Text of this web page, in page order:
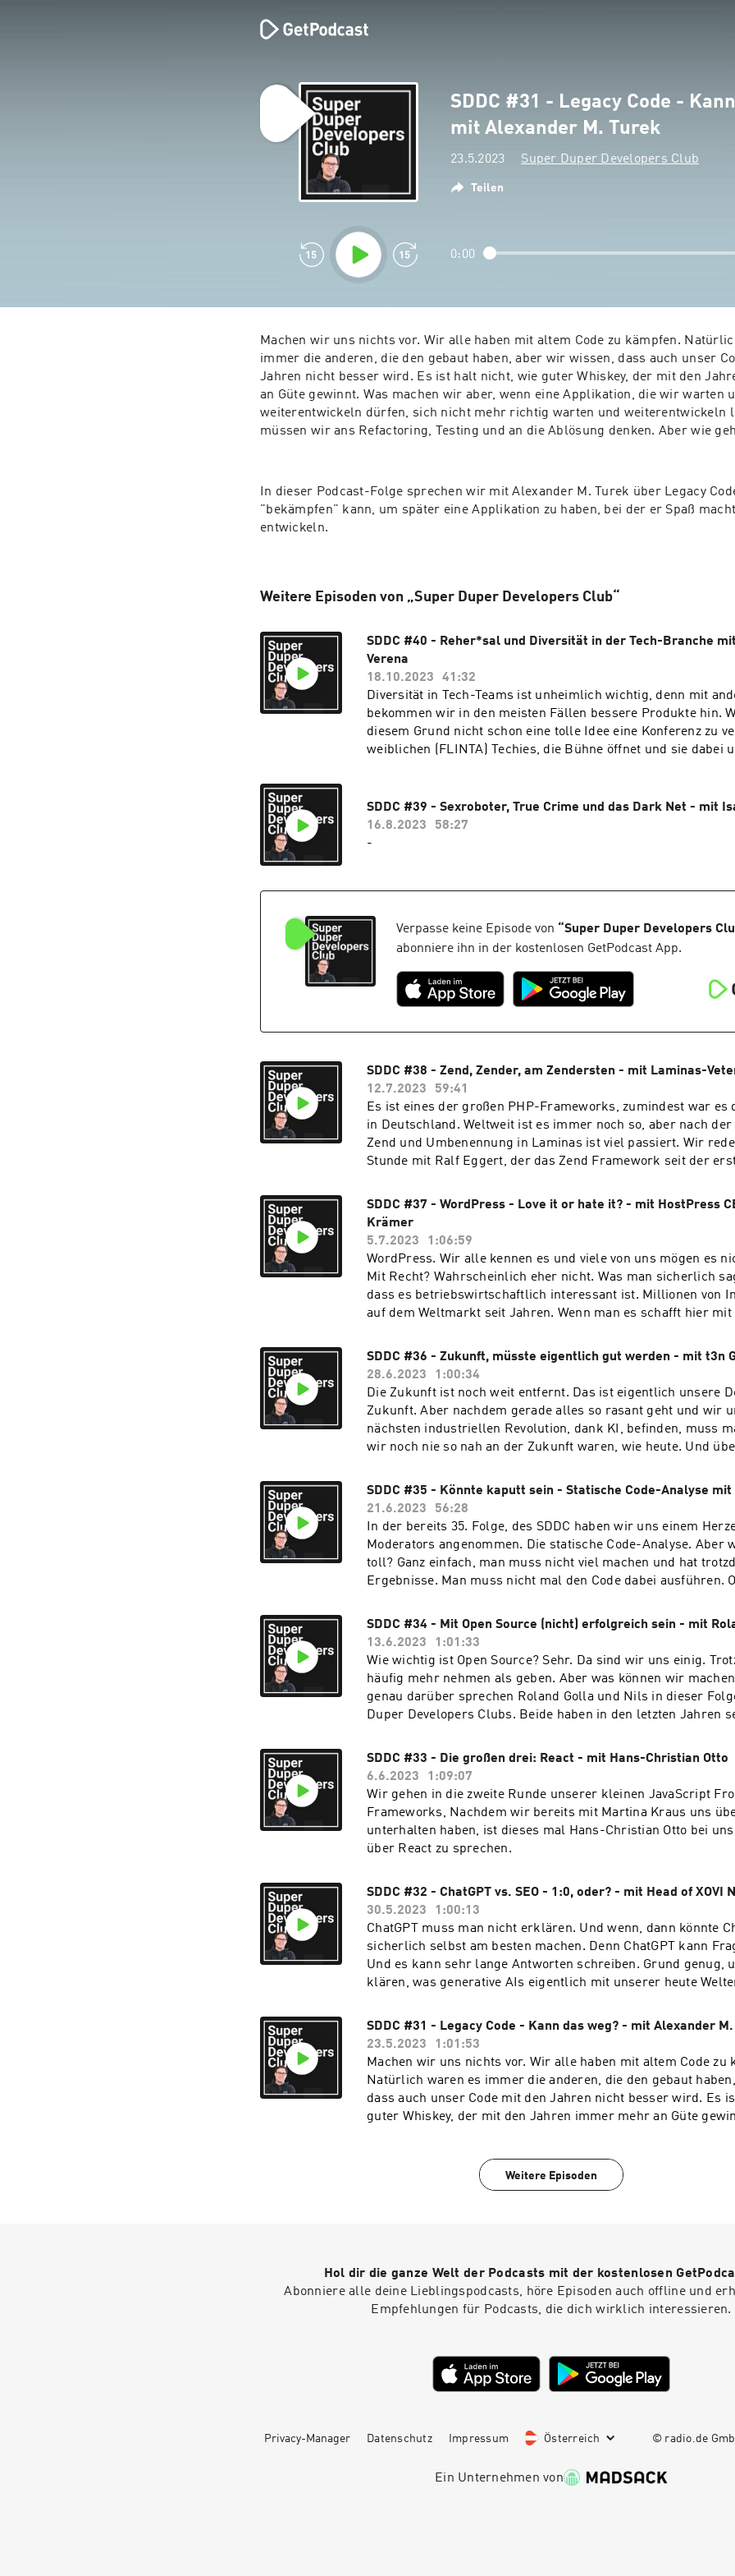
SDDC #31 - Legacy Code -
mit Alexander M. Turek
23.5.2023 Super Duper Developers Club
Teilen
0:00
Machen wir uns nichts vor. Wir alle haben mit altem Code zu kämpfen.
immer die anderen, die den gebaut haben, aber wir wissen, dass auch unser
Jahren nicht besser wird. Es ist halt nicht, wie guter Whiskey, der mit den
an Güte gewinnt. Was machen wir aber, wenn eine Applikation, die wir warten
weiterentwickeln dürfen, sich nicht mehr richtig warten und weiterentwickeln
müssen wir ans Refactoring, Testing und an die Ablösung denken. Aber wie
In dieser Podcast-Folge sprechen wir mit Alexander M. Turek über Legacy
"bekämpfen" kann, um später eine Applikation zu haben, bei der er Spaß
Weitere Episoden von „Super Duper Developers Club“
SDDC #40 - Reher*sal und Diversität in der Tech-Branche
Verena
18.10.2023
41:32
Diversität in Tech-Teams ist unheimlich wichtig, denn mit
bekommen wir in den meisten Fällen bessere Produkte hin.
diesem Grund nicht schon eine tolle Idee eine Konferenz zu
weiblichen (FLINTA) Techies, die Bühne öffnet und sie dabei
von Verena, Steffie Corinna und Sandra ins Leben gerufene
Expertinnen einen geschützten Raum bietet sich auszuprobieren. In
Podcastfolge haben wir das Vergnügen, mit Verena und
SDDC #39 - Sexroboter, True Crime und das Dark Net - mit
16.8.2023
58:27
-
Verpasse keine Episode von “Super Duper Developers
abonniere ihn in der kostenlosen GetPodcast App.
SDDC #38 - Zend, Zender, am Zendersten - mit Laminas-
12.7.2023
59:41
Es ist eines der großen PHP-Frameworks, zumindest war es
in Deutschland. Weltweit ist es immer noch so, aber nach der
Zend und Umbenennung in Laminas ist viel passiert. Wir reden in dieser
Stunde mit Ralf Eggert, der das Zend Framework seit der
SDDC #37 - WordPress - Love it or hate it? - mit HostPress
Krämer
5.7.2023
1:06:59
WordPress. Wir alle kennen es und viele von uns mögen es
Mit Recht? Wahrscheinlich eher nicht. Was man sicherlich
dass es betriebswirtschaftlich interessant ist. Millionen von
auf dem Weltmarkt seit Jahren. Wenn man es schafft hier mit
von HostPress, zusammen und haben uns über das beliebte
SDDC #36 - Zukunft, müsste eigentlich gut werden - mit t3n
28.6.2023
1:00:34
Die Zukunft ist noch weit entfernt. Das ist eigentlich unsere
Zukunft. Aber nachdem gerade alles so rasant geht und wir
nächsten industriellen Revolution, dank KI, befinden, muss
wir noch nie so nah an der Zukunft waren, wie heute. Und über genau das
schauen der Zukunft positiv entgegen. Warum denn auch
eigentlich gut werden.
SDDC #35 - Könnte kaputt sein - Statische Code-Analyse
21.6.2023
56:28
In der bereits 35. Folge, des SDDC haben wir uns einem
Moderators angenommen. Die statische Code-Analyse. Aber
toll? Ganz einfach, man muss nicht viel machen und hat
Ergebnisse. Man muss nicht mal den Code dabei ausführen. Ok, klingt ja
Erfahrungen und Geschichten mit in das Gespräch, die dies
Zum offiziellen Blogpost zu dieser Podcast-Folge - ⁠Die
Befehle⁠
SDDC #34 - Mit Open Source (nicht) erfolgreich sein - mit
13.6.2023
1:01:33
Wie wichtig ist Open Source? Sehr. Da sind wir uns einig.
häufig mehr nehmen als geben. Aber was können wir
genau darüber sprechen Roland Golla und Nils in dieser
Duper Developers Clubs. Beide haben in den letzten Jahren sehr viel für die
schiefgelaufen, was hat funktioniert, was sollte man machen,
sein? Als kurzer Spoiler, ihr könnt viel von Open Source
eigenes Projekt durch die Decke gehen muss.
SDDC #33 - Die großen drei: React - mit Hans-Christian Otto
6.6.2023
1:09:07
Wir gehen in die zweite Runde unserer kleinen JavaScript
Frameworks, Nachdem wir bereits mit Martina Kraus uns
unterhalten haben, ist dieses mal Hans-Christian Otto bei
über React zu sprechen.
SDDC #32 - ChatGPT vs. SEO - 1:0, oder? - mit Head of XOVI
30.5.2023
1:00:13
ChatGPT muss man nicht erklären. Und wenn, dann könnte
sicherlich selbst am besten machen. Denn ChatGPT kann
Und es kann sehr lange Antworten schreiben. Grund genug,
klären, was generative AIs eigentlich mit unserer heute
Folge das Vergnügen uns mit Niko Körner, dem Head of Xovi,
SDDC #31 - Legacy Code - Kann das weg? - mit Alexander
23.5.2023
1:01:53
Machen wir uns nichts vor. Wir alle haben mit altem Code zu
Natürlich waren es immer die anderen, die den gebaut
dass auch unser Code mit den Jahren nicht besser wird. Es
guter Whiskey, der mit den Jahren immer mehr an Güte
wir ans Refactoring, Testing und an die Ablösung denken.
dieser Podcast-Folge sprechen wir mit Alexander M. Turek
Weitere Episoden
Hol dir die ganze Welt der Podcasts mit der kostenlosen
Abonniere alle deine Lieblingspodcasts, höre Episoden auch offline und
Empfehlungen für Podcasts, die dich wirklich interessieren.
Privacy-Manager Datenschutz Impressum Österreich © radio.de
Ein Unternehmen von